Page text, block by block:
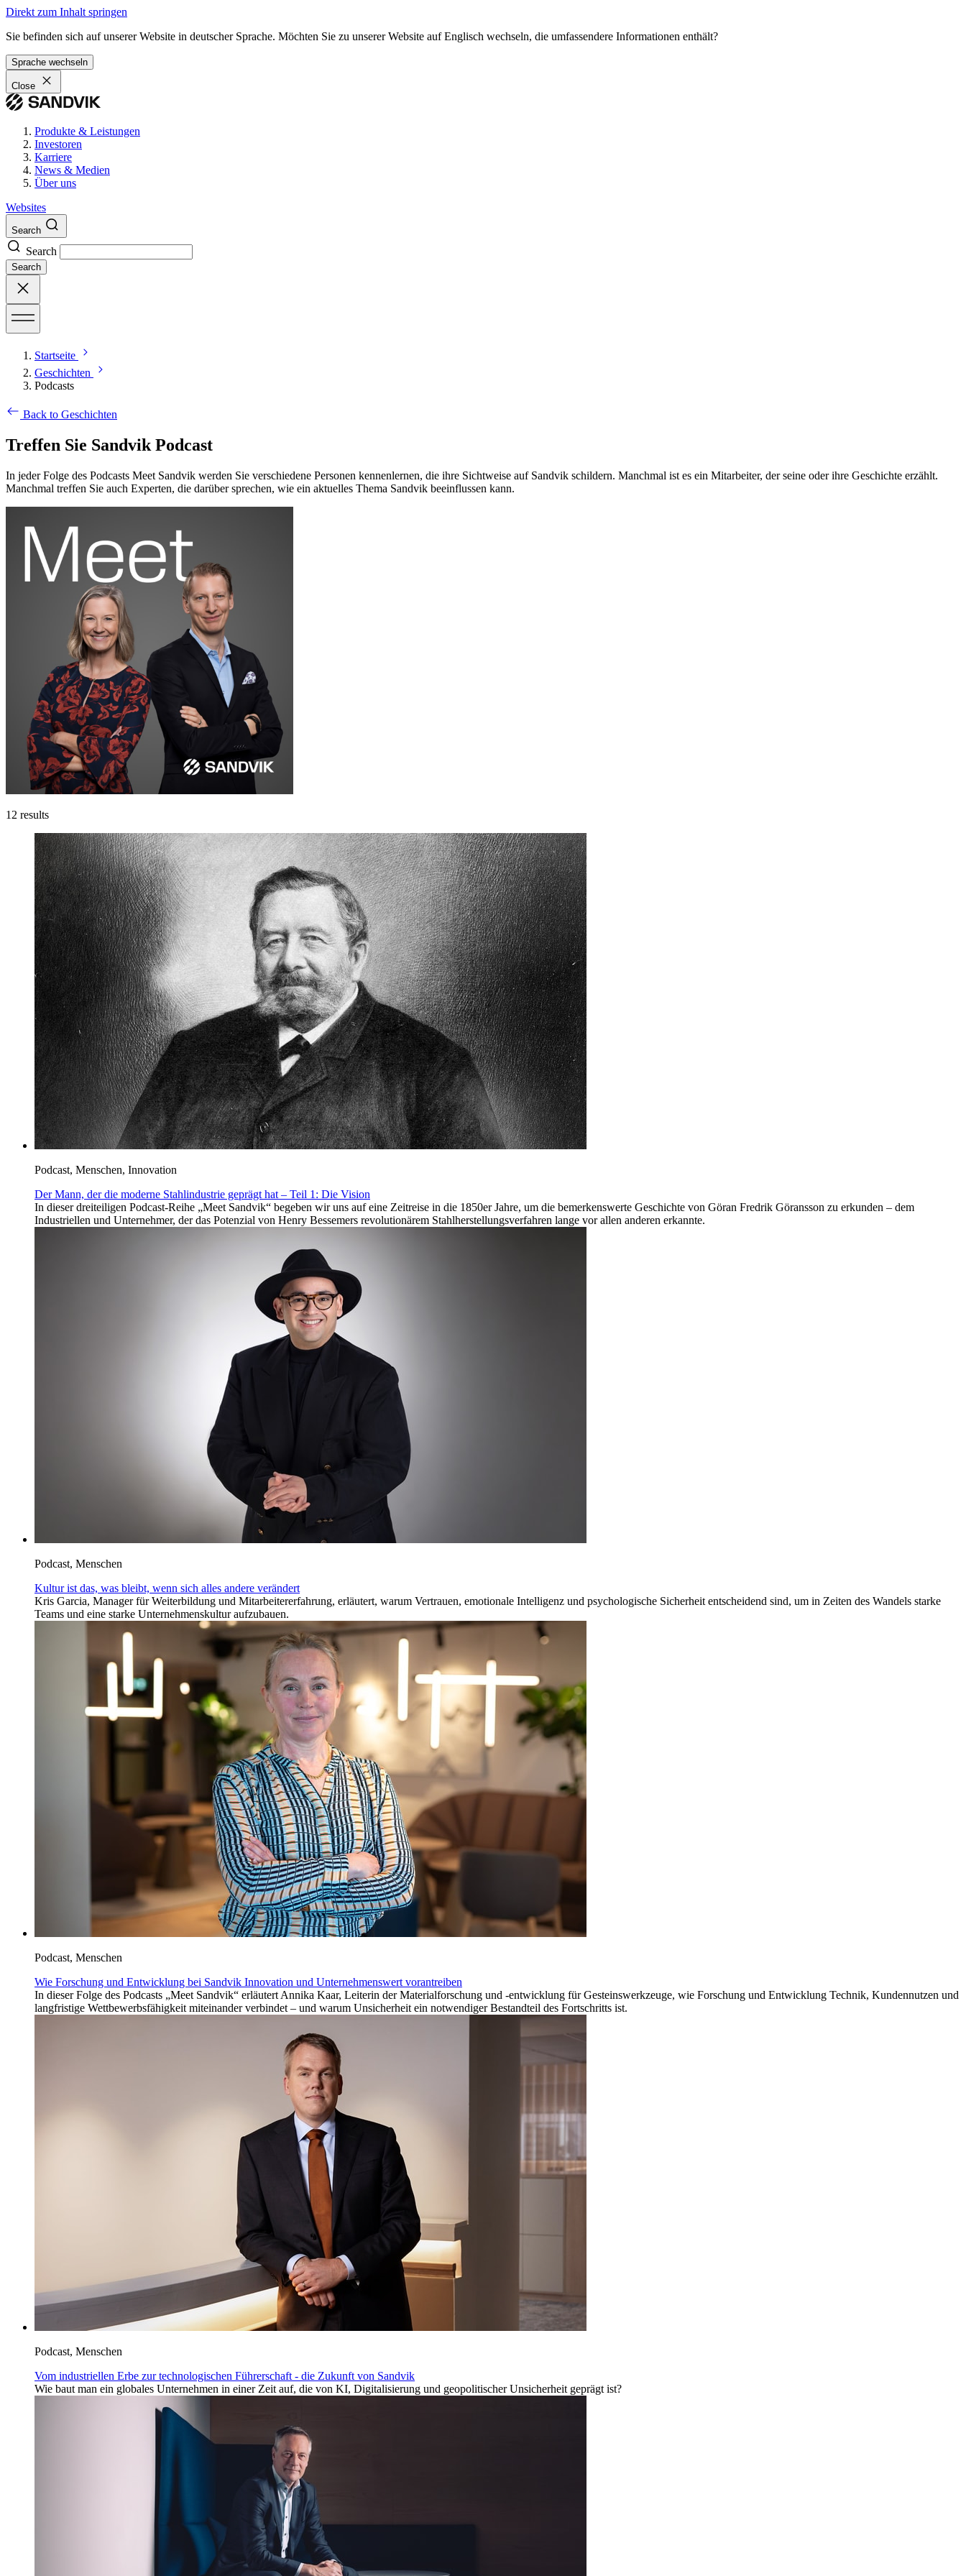
Direkt zum Inhalt springen
Sie befinden sich auf unserer Website in deutscher Sprache. Möchten Sie zu unserer Website auf Englisch wechseln, die umfassendere Informationen enthält?
Sprache wechseln
Close
Produkte & Leistungen
Investoren
Karriere
News & Medien
Über uns
Websites
Search
Search
Search
Startseite
Geschichten
Podcasts
Back to Geschichten
Treffen Sie Sandvik Podcast
In jeder Folge des Podcasts Meet Sandvik werden Sie verschiedene Personen kennenlernen, die ihre Sichtweise auf Sandvik schildern. Manchmal ist es ein Mitarbeiter, der seine oder ihre Geschichte erzählt.
Manchmal treffen Sie auch Experten, die darüber sprechen, wie ein aktuelles Thema Sandvik beeinflussen kann.
12 results
Podcast, Menschen, Innovation
Der Mann, der die moderne Stahlindustrie geprägt hat – Teil 1: Die Vision
In dieser dreiteiligen Podcast-Reihe „Meet Sandvik“ begeben wir uns auf eine Zeitreise in die 1850er Jahre, um die bemerkenswerte Geschichte von Göran Fredrik Göransson zu erkunden – dem
Industriellen und Unternehmer, der das Potenzial von Henry Bessemers revolutionärem Stahlherstellungsverfahren lange vor allen anderen erkannte.
Podcast, Menschen
Kultur ist das, was bleibt, wenn sich alles andere verändert
Kris Garcia, Manager für Weiterbildung und Mitarbeitererfahrung, erläutert, warum Vertrauen, emotionale Intelligenz und psychologische Sicherheit entscheidend sind, um in Zeiten des Wandels starke
Teams und eine starke Unternehmenskultur aufzubauen.
Podcast, Menschen
Wie Forschung und Entwicklung bei Sandvik Innovation und Unternehmenswert vorantreiben
In dieser Folge des Podcasts „Meet Sandvik“ erläutert Annika Kaar, Leiterin der Materialforschung und -entwicklung für Gesteinswerkzeuge, wie Forschung und Entwicklung Technik, Kundennutzen und
langfristige Wettbewerbsfähigkeit miteinander verbindet – und warum Unsicherheit ein notwendiger Bestandteil des Fortschritts ist.
Podcast, Menschen
Vom industriellen Erbe zur technologischen Führerschaft - die Zukunft von Sandvik
Wie baut man ein globales Unternehmen in einer Zeit auf, die von KI, Digitalisierung und geopolitischer Unsicherheit geprägt ist?